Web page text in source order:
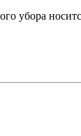
убора